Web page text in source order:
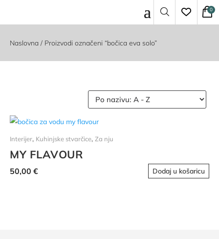
Naslovna / Proizvodi označeni “bočica eva solo”
Interijer, Kuhinjske stvarčice, Za nju
MY FLAVOUR
50,00 € Dodaj u košaricu